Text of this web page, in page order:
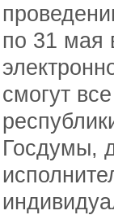
по 31 мая
смогут
Госдумы,